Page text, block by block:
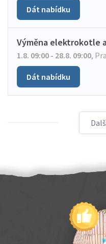
Dát nabídku
Výměna elektrokotle
1.8. 09:00 - 28.8. 09:00,
Dát nabídku